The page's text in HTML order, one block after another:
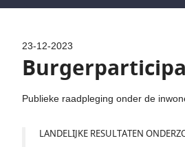
23-12-2023
Publieke raadpleging onder de
LANDELIJKE RESULTATEN